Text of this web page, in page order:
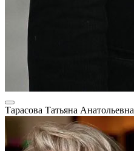
Тарасова Татьяна Анатольевна